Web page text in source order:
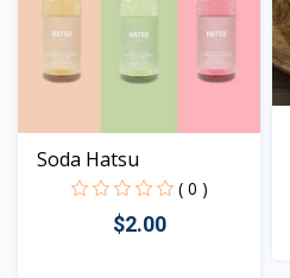
Soda Hatsu
( 0 )
$2.00